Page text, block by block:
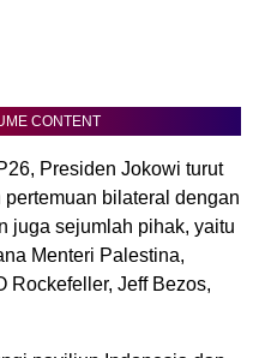
CONTENT
Presiden Jokowi turut
bilateral dengan
juga sejumlah pihak, yaitu
Menteri Palestina,
Rockefeller, Jeff Bezos,